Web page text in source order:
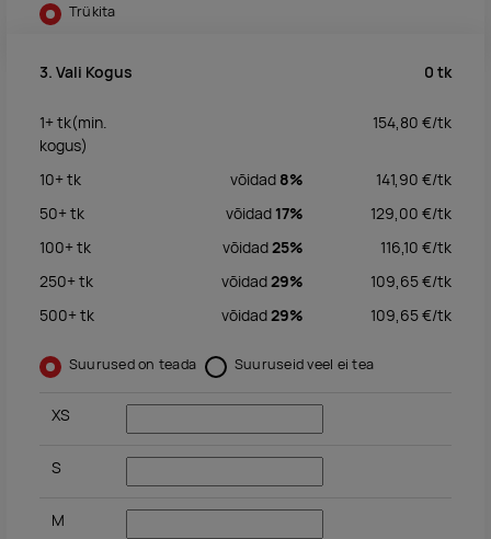
Trükita
3. Vali Kogus 0 tk
1+tk(min.
kogus)
154,80 €/tk
10+tk võidad 8% 141,90 €/tk
50+tk võidad 17% 129,00 €/tk
100+tk võidad25% 116,10 €/tk
250+tk võidad29% 109,65€/tk
500+tk võidad29% 109,65€/tk
Suurused on teada Suuruseid veel ei tea
XS
S
M